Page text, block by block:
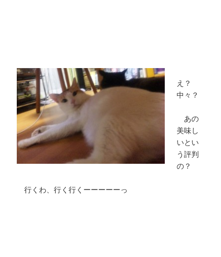
え？
中々？
あの
美味し
いとい
う評判
の？
行くわ、行く行くーーーーーっ